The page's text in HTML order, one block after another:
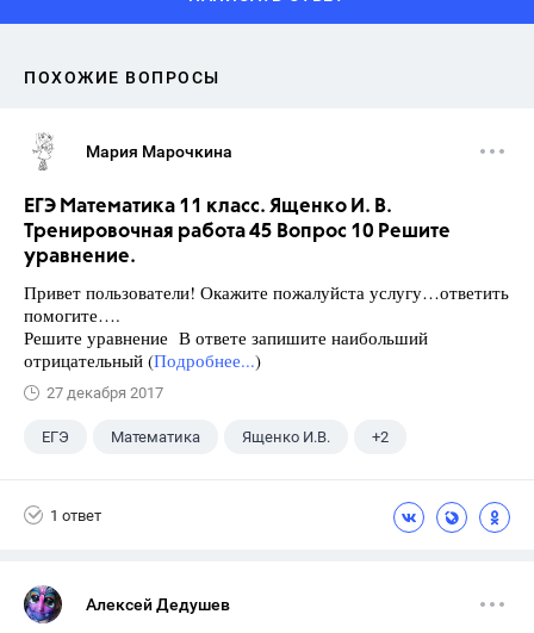
ПОХОЖИЕ ВОПРОСЫ
Мария Марочкина
ЕГЭ Математика 11 класс. Ященко И. В.
Тренировочная работа 45 Вопрос 10 Решите
уравнение.
Привет пользователи! Окажите пожалуйста услугу…ответить
помогите….
Решите уравнение В ответе запишите наибольший
отрицательный (Подробнее...)
27 декабря 2017
ЕГЭ Математика Ященко И.В. +2
1 ответ
Алексей Дедушев